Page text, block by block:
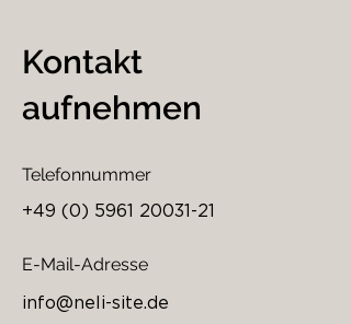
Kontakt
aufnehmen
Telefonnummer
+49 (0) 5961 20031-21
E-Mail-Adresse
info@neli-site.de